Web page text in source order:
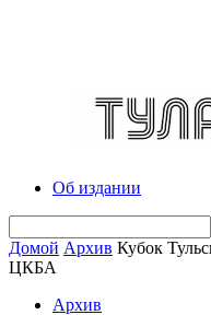
Об издании
Домой Архив Кубок
ЦКБА
Архив